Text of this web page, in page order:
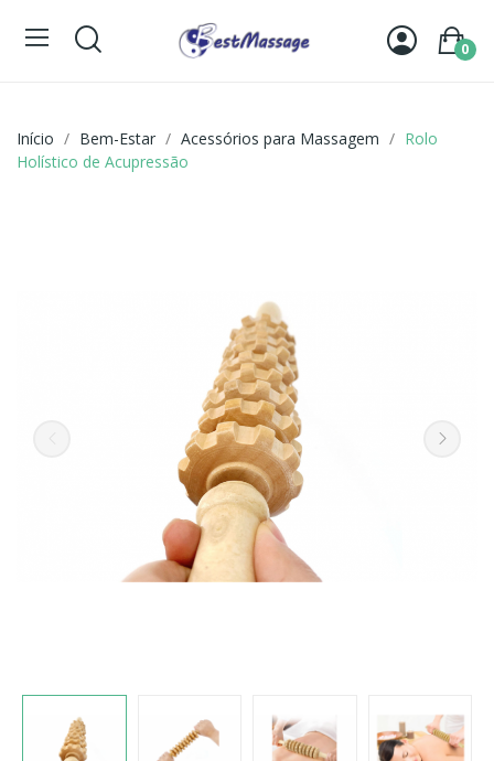
0
Início Bem-Estar Acessórios para Massagem
Rolo
Holístico de Acupressão